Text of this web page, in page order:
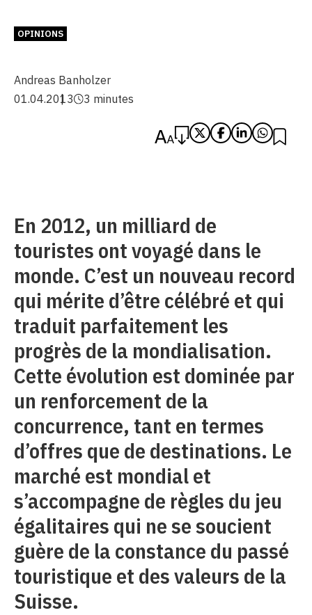
OPINIONS
Andreas Banholzer
01.04.2013
3 minutes
En 2012, un milliard de
touristes ont voyagé dans le
monde. C’est un nouveau record
qui mérite d’être célébré et qui
traduit parfaitement les
progrès de la mondialisation.
Cette évolution est dominée par
un renforcement de la
concurrence, tant en termes
d’offres que de destinations. Le
marché est mondial et
s’accompagne de règles du jeu
égalitaires qui ne se soucient
guère de la constance du passé
touristique et des valeurs de la
Suisse.